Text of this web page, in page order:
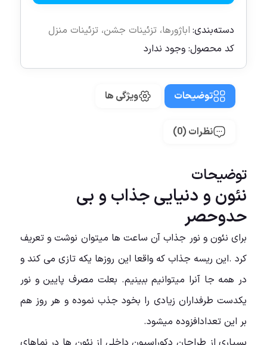
دسته‌بندی: اباژورها، تزئینات جشن، تزئینات منزل
کد محصول: وجود ندارد
توضیحات ویژگی ها
نظرات (0)
توضیحات
نئون و دنیایی جذاب و بی
حدوحصر
برای نئون و نور جذاب آن ساعت ها میتوان نوشت و تعریف
کرد .این ریسه جذاب که واقعا این روزها یکه تازی می کند و
در همه جا آنرا میتوانیم ببینیم. بعلت مصرف پایین و نور
یکدست طرفداران زیادی را بخود جذب نموده و هر روز هم
بر این تعدادافزوده میشود.